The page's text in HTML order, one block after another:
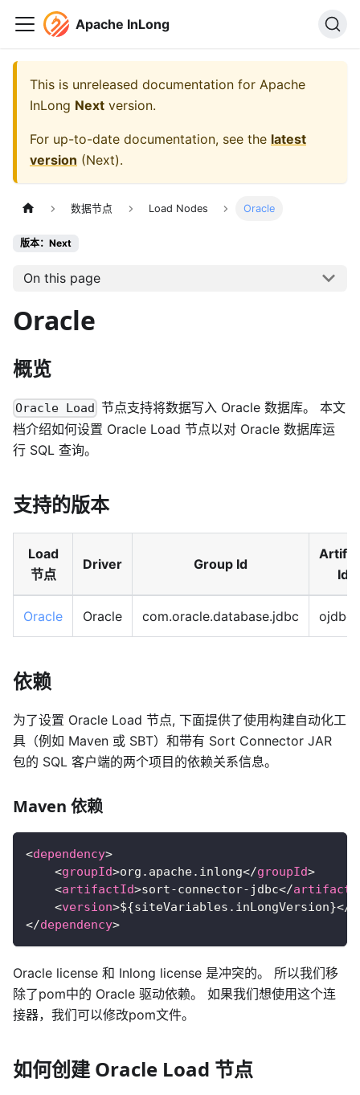
Apache InLong
This is unreleased documentation for Apache
InLong Next version.
For up-to-date documentation, see the latest
version (Next).
数据节点 Load Nodes Oracle
版本：Next
On this page
Oracle
概览
Oracle Load 节点支持将数据写入 Oracle 数据库。 本文
档介绍如何设置 Oracle Load 节点以对 Oracle 数据库运
行 SQL 查询。
支持的版本
Load
节点
Driver Group Id
Id
Oracle Oracle com.oracle.database.jdbc
依赖
为了设置 Oracle Load 节点, 下面提供了使用构建自动化工
具（例如 Maven 或 SBT）和带有 Sort Connector JAR
包的 SQL 客户端的两个项目的依赖关系信息。
Maven 依赖
<dependency>
<groupId>org.apache.inlong</groupId>
<artifactId>sort-connector-jdbc</
<version>${siteVariables.inLongVersion}</
</dependency>
Oracle license 和 Inlong license 是冲突的。 所以我们移
除了pom中的 Oracle 驱动依赖。 如果我们想使用这个连
接器，我们可以修改pom文件。
如何创建 Oracle Load 节点